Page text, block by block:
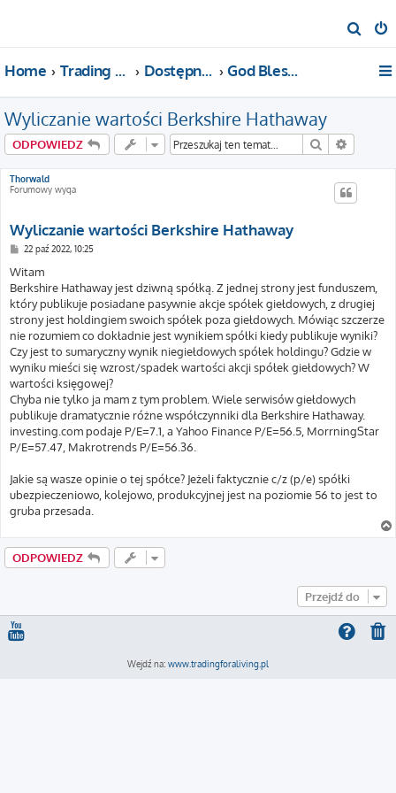
z
Home Trading For a Living Dostępne kategorie God Bless America!
Wyliczanie wartości Berkshire Hathaway
ODPOWIEDZ Szukaj
Thorwald
Forumowy wyga
Wyliczanie wartości Berkshire Hathaway
P
s
t
22 paź 2022, 10:25
Witam
Berkshire Hathaway jest dziwną spółką. Z jednej strony jest funduszem,
który publikuje posiadane pasywnie akcje spółek giełdowych, z drugiej
strony jest holdingiem swoich spółek poza giełdowych. Mówiąc szczerze
nie rozumiem co dokładnie jest wynikiem spółki kiedy publikuje wyniki?
Czy jest to sumaryczny wynik niegiełdowych spółek holdingu? Gdzie w
wyniku mieści się wzrost/spadek wartości akcji spółek giełdowych? W
wartości księgowej?
Chyba nie tylko ja mam z tym problem. Wiele serwisów giełdowych
publikuje dramatycznie różne współczynniki dla Berkshire Hathaway.
investing.com podaje P/E=7.1, a Yahoo Finance P/E=56.5, MorrningStar
P/E=57.47, Makrotrends P/E=56.36.
Jakie są wasze opinie o tej spółce? Jeżeli faktycznie c/z (p/e) spółki
ubezpieczeniowo, kolejowo, produkcyjnej jest na poziomie 56 to jest to
gruba przesada.
ODPOWIEDZ
Przejdź do
Wejdź na: www.tradingforaliving.pl